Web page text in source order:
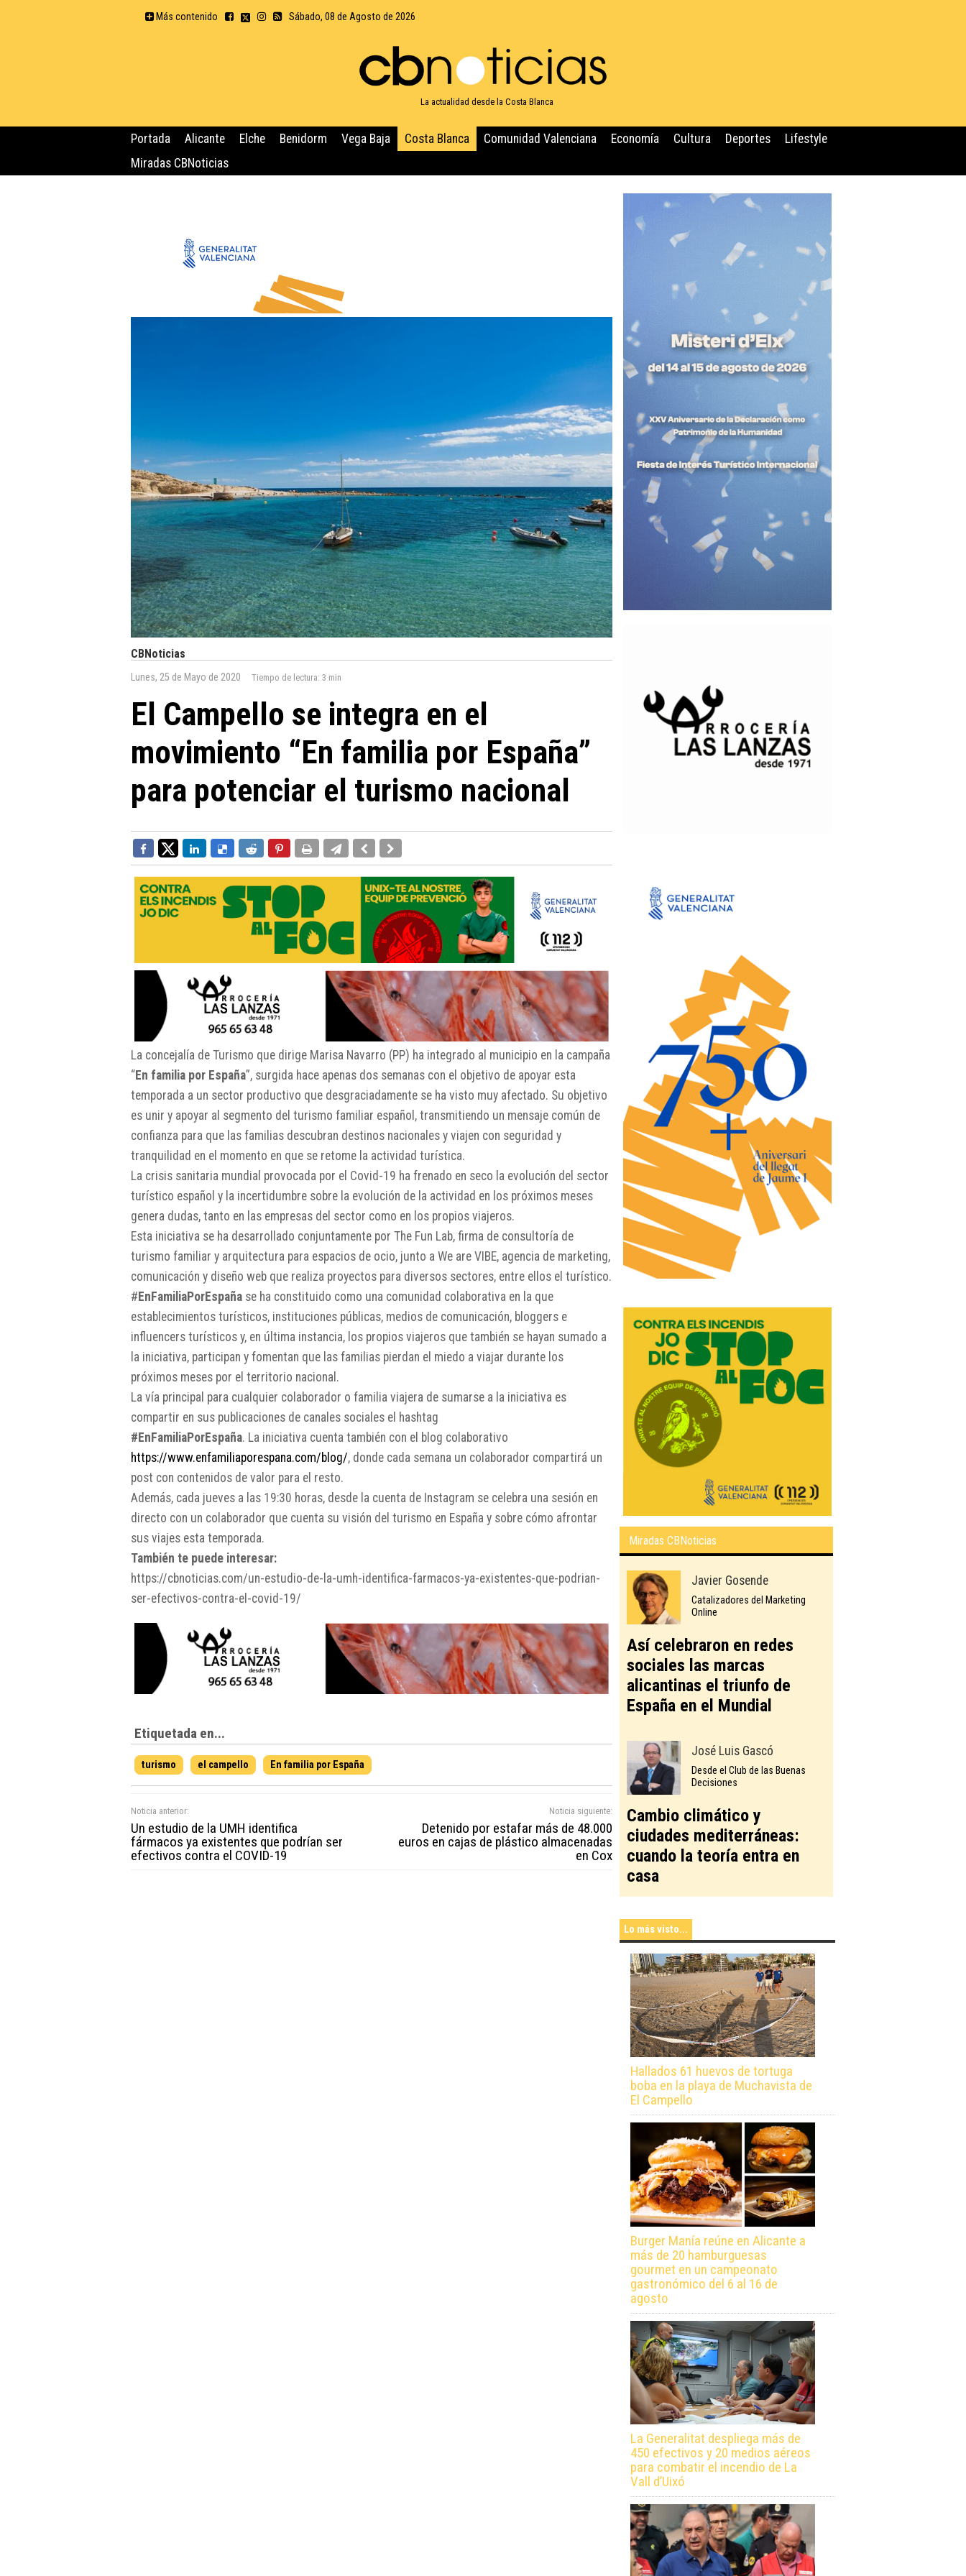
Más contenido Sábado, 08 de Agosto de 2026
La actualidad desde la Costa Blanca
Portada Alicante Elche Benidorm Vega Baja Costa Blanca Comunidad Valenciana Economía Cultura Deportes
Lifestyle
Miradas CBNoticias
CBNoticias
Lunes, 25 de Mayo de 2020 Tiempo de lectura: 3 min
El Campello se integra en el
movimiento “En familia por España”
para potenciar el turismo nacional
La concejalía de Turismo que dirige Marisa Navarro (PP) ha integrado al municipio en la campaña
“En familia por España”, surgida hace apenas dos semanas con el objetivo de apoyar esta
temporada a un sector productivo que desgraciadamente se ha visto muy afectado. Su objetivo
es unir y apoyar al segmento del turismo familiar español, transmitiendo un mensaje común de
confianza para que las familias descubran destinos nacionales y viajen con seguridad y
tranquilidad en el momento en que se retome la actividad turística.
La crisis sanitaria mundial provocada por el Covid-19 ha frenado en seco la evolución del sector
turístico español y la incertidumbre sobre la evolución de la actividad en los próximos meses
genera dudas, tanto en las empresas del sector como en los propios viajeros.
Esta iniciativa se ha desarrollado conjuntamente por The Fun Lab, firma de consultoría de
turismo familiar y arquitectura para espacios de ocio, junto a We are VIBE, agencia de marketing,
comunicación y diseño web que realiza proyectos para diversos sectores, entre ellos el turístico.
# EnFamiliaPorEspaña se ha constituido como una comunidad colaborativa en la que
establecimientos turísticos, instituciones públicas, medios de comunicación, bloggers e
influencers turísticos y, en última instancia, los propios viajeros que también se hayan sumado a
la iniciativa, participan y fomentan que las familias pierdan el miedo a viajar durante los
próximos meses por el territorio nacional.
La vía principal para cualquier colaborador o familia viajera de sumarse a la iniciativa es
compartir en sus publicaciones de canales sociales el hashtag
#EnFamiliaPorEspaña. La iniciativa cuenta también con el blog colaborativo
https://www.enfamiliaporespana.com/blog/, donde cada semana un colaborador compartirá un
post con contenidos de valor para el resto.
Además, cada jueves a las 19:30 horas, desde la cuenta de Instagram se celebra una sesión en
directo con un colaborador que cuenta su visión del turismo en España y sobre cómo afrontar
sus viajes esta temporada.
También te puede interesar:
https://cbnoticias.com/un-estudio-de-la-umh-identifica-farmacos-ya-existentes-que-podrian-
ser-efectivos-contra-el-covid-19/
Etiquetada en...
turismo el campello En familia por España
Noticia anterior:
Un estudio de la UMH identifica
fármacos ya existentes que podrían ser
efectivos contra el COVID-19
Noticia siguiente:
Detenido por estafar más de 48.000
euros en cajas de plástico almacenadas
en Cox
Miradas CBNoticias
Javier Gosende
Catalizadores del Marketing
Online
Así celebraron en redes
sociales las marcas
alicantinas el triunfo de
España en el Mundial
José Luis Gascó
Desde el Club de las Buenas
Decisiones
Cambio climático y
ciudades mediterráneas:
cuando la teoría entra en
casa
Lo más visto...
Hallados 61 huevos de tortuga
boba en la playa de Muchavista de
El Campello
Burger Manía reúne en Alicante a
más de 20 hamburguesas
gourmet en un campeonato
gastronómico del 6 al 16 de
agosto
La Generalitat despliega más de
450 efectivos y 20 medios aéreos
para combatir el incendio de La
Vall d’Uixó